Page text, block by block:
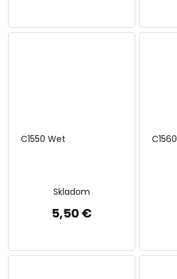
C1550 Wet
Skladom
5,50 €